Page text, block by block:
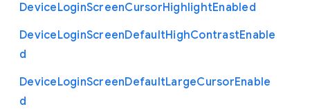
DeviceLoginScreenCursorHighlightEnabled
DeviceLoginScreenDefaultHighContrastEnable
d
DeviceLoginScreenDefaultLargeCursorEnable
d